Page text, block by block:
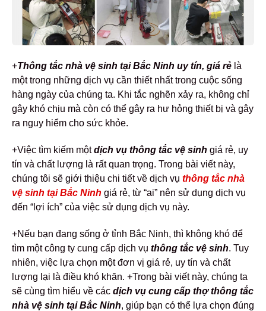
+Thông tắc nhà vệ sinh tại Bắc Ninh uy tín, giá rẻ là
một trong những dịch vụ cần thiết nhất trong cuộc sống
hàng ngày của chúng ta. Khi tắc nghẽn xảy ra, không chỉ
gây khó chịu mà còn có thể gây ra hư hỏng thiết bị và gây
ra nguy hiểm cho sức khỏe.
+Việc tìm kiếm mộtdịch vụ thông tắc vệ sinh giá rẻ, uy
tín và chất lượng là rất quan trọng. Trong bài viết này,
chúng tôi sẽ giới thiệu chi tiết về dịch vụ thông tắc nhà
vệ sinh tại Bắc Ninh giá rẻ, từ “ai” nên sử dụng dịch vụ
đến “lợi ích” của việc sử dụng dịch vụ này.
+Nếu bạn đang sống ở tỉnh Bắc Ninh, thì không khó để
tìm một công ty cung cấp dịch vụ thông tắc vệ sinh. Tuy
nhiên, việc lựa chọn một đơn vị giá rẻ, uy tín và chất
lượng lại là điều khó khăn. +Trong bài viết này, chúng ta
sẽ cùng tìm hiểu về các dịch vụ cung cấp thợ thông tắc
nhà vệ sinh tại Bắc Ninh, giúp bạn có thể lựa chọn đúng